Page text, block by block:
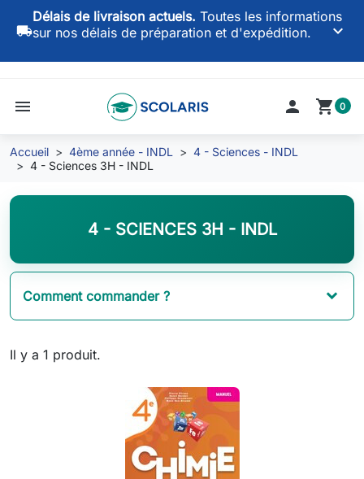
local_shipping
Délais de livraison actuels. Toutes les informations
sur nos délais de préparation et d'expédition.
keyboard_arrow_down
menu  shopping_cart 0
Accueil 4ème année - INDL
4 - Sciences - INDL
4 - Sciences 3H - INDL
4 - SCIENCES 3H - INDL
Comment commander ?
Il y a 1 produit.